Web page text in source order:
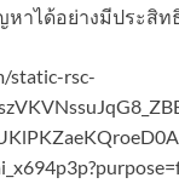
าได้อย่างมีประสิ